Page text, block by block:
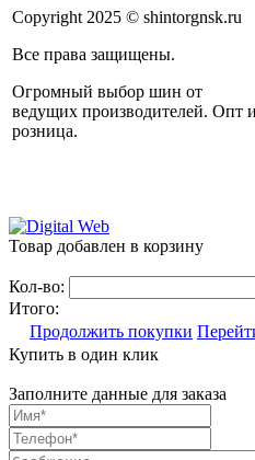
Copyright 2025 © shintorgnsk.ru
Все права защищены.
Огромный выбор шин от
ведущих производителей. Опт и
розница.
Товар добавлен в корзину
Кол-во:
Итого:
Продолжить покупки
Купить в один клик
Заполните данные для заказа